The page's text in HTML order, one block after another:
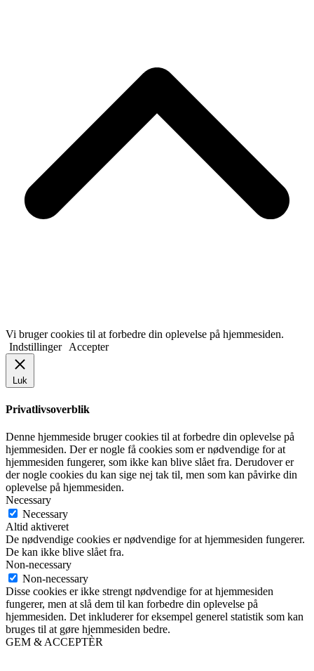
Vi bruger cookies til at forbedre din oplevelse på hjemmesiden.
Indstillinger Accepter
Luk
Privatlivsoverblik
Denne hjemmeside bruger cookies til at forbedre din oplevelse på
hjemmesiden. Der er nogle få cookies som er nødvendige for at
hjemmesiden fungerer, som ikke kan blive slået fra. Derudover er
der nogle cookies du kan sige nej tak til, men som kan påvirke din
oplevelse på hjemmesiden.
Necessary
Necessary
Altid aktiveret
De nødvendige cookies er nødvendige for at hjemmesiden fungerer.
De kan ikke blive slået fra.
Non-necessary
Non-necessary
Disse cookies er ikke strengt nødvendige for at hjemmesiden
fungerer, men at slå dem til kan forbedre din oplevelse på
hjemmesiden. Det inkluderer for eksempel generel statistik som kan
bruges til at gøre hjemmesiden bedre.
GEM & ACCEPTÈR